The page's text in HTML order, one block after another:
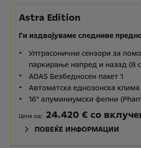
Astra Edition
Ги издвојуваме следниве
Ултрасонични сензори за
паркирање напред и назад (8
ADAS Безбедносен пакет 1
Автоматска еднозонска
16" алуминиумски фелни
Цена од: 24.420 € со
ПОВЕЌЕ ИНФОРМАЦИИ